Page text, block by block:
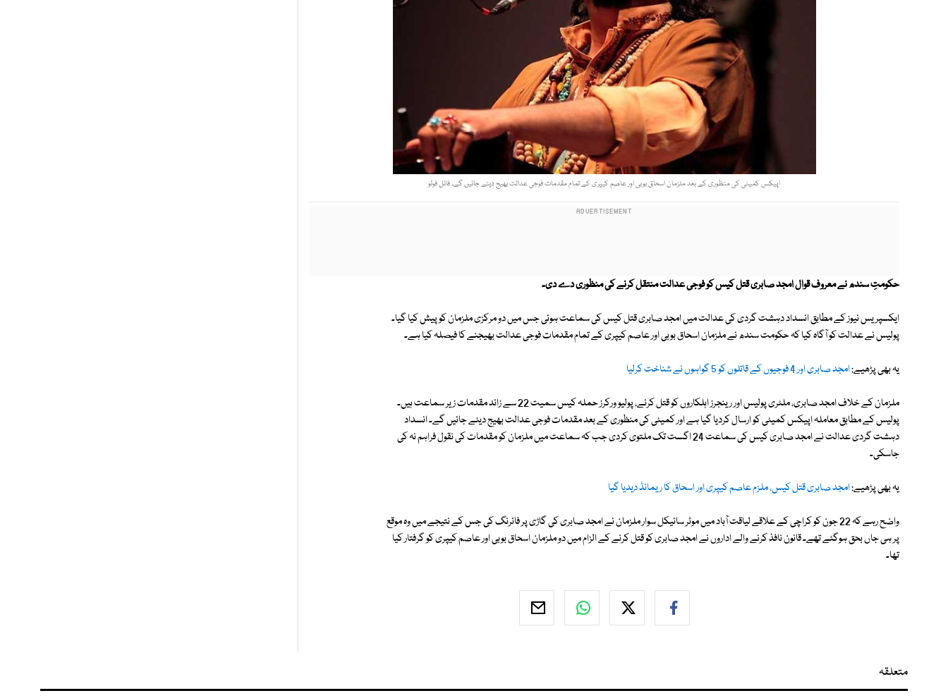
اپیکس کمیٹی کی منظوری کے بعد ملزمان اسحاق بوبی اور عاصم کیپری کے تمام مقدمات فوجی عدالت بھیج دیئے جائیں گے۔ فائل فوٹو
حکومتِ سندھ نے معروف قوال امجد صابری قتل کیس کو فوجی عدالت منتقل کرنے کی منظوری دے دی۔
ایکسپریس نیوز کے مطابق انسداد دہشت گردی کی عدالت میں امجد صابری قتل کیس کی سماعت ہوئی جس میں دو مرکزی ملزمان کو پیش کیا گیا۔
پولیس نے عدالت کو آگاہ کیا کہ حکومت سندھ نے ملزمان اسحاق بوبی اور عاصم کیپری کے تمام مقدمات فوجی عدالت بھیجنے کا فیصلہ کیا ہے۔
یہ بھی پڑھیے:امجد صابری اور 4 فوجیوں کے قاتلوں کو 5 گواہوں نے شناخت کرلیا
ملزمان کے خلاف امجد صابری، ملٹری پولیس اور رینجرز اہلکاروں کو قتل کرنے، پولیو ورکرز حملہ کیس سمیت 22 سے زائد مقدمات زیر سماعت ہیں۔
پولیس کے مطابق معاملہ اپیکس کمیٹی کو ارسال کردیا گیا ہے اور کمیٹی کی منظوری کے بعد مقدمات فوجی عدالت بھیج دیئے جائیں گے۔ انسداد
دہشت گردی عدالت نے امجد صابری کیس کی سماعت 24 اگست تک ملتوی کردی جب کہ سماعت میں ملزمان کو مقدمات کی نقول فراہم نہ کی
جاسکی۔
یہ بھی پڑھیے:امجد صابری قتل کیس، ملزم عاصم کیپری اور اسحاق کا ریمانڈ دیدیا گیا
واضح رہے کہ 22 جون کو کراچی کے علاقے لیاقت آباد میں موٹر سائیکل سوار ملزمان نے امجد صابری کی گاڑی پر فائرنگ کی جس کے نتیجے میں وہ موقع
پر ہی جاں بحق ہوگئے تھے۔ قانون نافذ کرنے والے اداروں نے امجد صابری کو قتل کرنے کے الزام میں دو ملزمان اسحاق بوبی اور عاصم کیپری کو گرفتار کیا
تھا۔
متعلقہ